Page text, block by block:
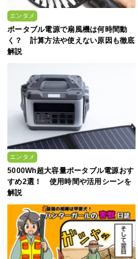
エンタメ
ポータブル電源で扇風機は何時間動
く？ 計算方法や使えない原因も徹底
解説
エンタメ
5000Wh超大容量ポータブル電源おす
すめ2選！ 使用時間や活用シーンを
解説